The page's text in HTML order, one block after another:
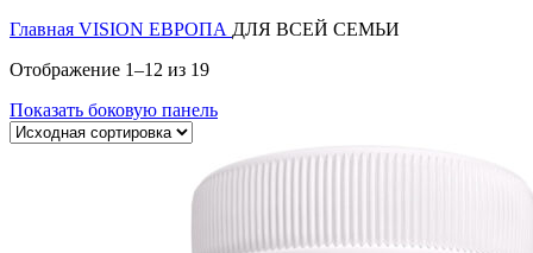
Главная VISION ЕВРОПА ДЛЯ ВСЕЙ СЕМЬИ
Отображение 1–12 из 19
Показать боковую панель